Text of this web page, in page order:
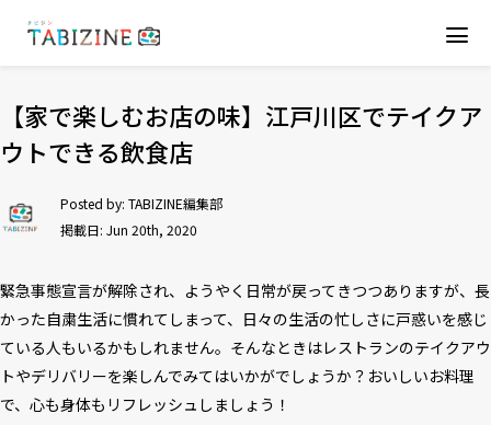
【家で楽しむお店の味】江戸川区でテイクア
ウトできる飲食店
Posted by: TABIZINE編集部
掲載日: Jun 20th, 2020
緊急事態宣言が解除され、ようやく日常が戻ってきつつありますが、長
かった自粛生活に慣れてしまって、日々の生活の忙しさに戸惑いを感じ
ている人もいるかもしれません。そんなときはレストランのテイクアウ
トやデリバリーを楽しんでみてはいかがでしょうか？おいしいお料理
で、心も身体もリフレッシュしましょう！